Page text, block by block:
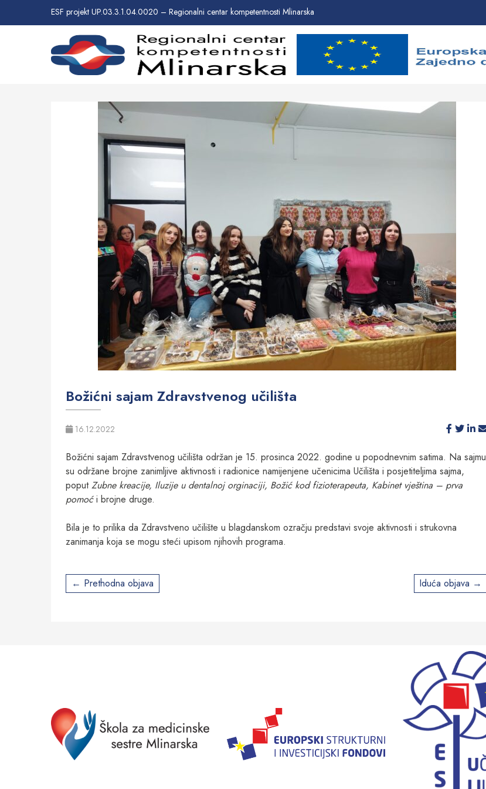
ESF projekt UP.03.3.1.04.0020 – Regionalni centar kompetentnosti Mlinarska
Početna Novosti
Božićni sajam Zdravstvenog učilišta
16.12.2022
Božićni sajam Zdravstvenog učilišta održan je 15. prosinca 2022. godine u popodnevnim satima. Na sajmu
su održane brojne zanimljive aktivnosti i radionice namijenjene učenicima Učilišta i posjetiteljima sajma,
poputZubne kreacije, Iluzije u dentalnoj orginaciji, Božić kod fizioterapeuta, Kabinet vještina – prva
pomoći brojne druge.
Bila je to prilika da Zdravstveno učilište u blagdanskom ozračju predstavi svoje aktivnosti i strukovna
zanimanja koja se mogu steći upisom njihovih programa.
Post
navigation
Prethodna objava Iduća objava